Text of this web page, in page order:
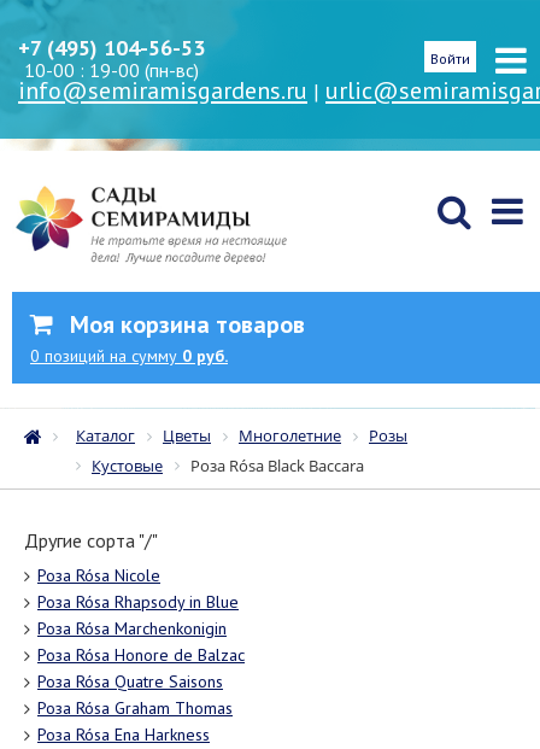
+7 (495) 104-56-53
10-00 : 19-00 (пн-вс)
info@semiramisgardens.ru |
Войти
Моя корзина товаров
0 позиций на сумму 0 руб.
Каталог Цветы Многолетние
Розы
Кустовые
Роза Rósa Black Baccara
Другие сорта "/"
Роза Rósa Nicole
Роза Rósa Rhapsody in Blue
Роза Rósa Marchenkonigin
Роза Rósa Honore de Balzac
Роза Rósa Quatre Saisons
Роза Rósa Graham Thomas
Роза Rósa Ena Harkness